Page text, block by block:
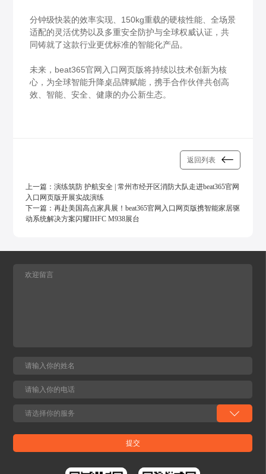
分钟级快装的效率实现、150kg重载的硬核性能、全场景
适配的灵活优势以及多重安全防护与全球权威认证，共
同铸就了这款行业更优标准的智能化产品。
未来，beat365官网入口网页版将持续以技术创新为核
心，为全球智能升降桌品牌赋能，携手合作伙伴共创高
效、智能、安全、健康的办公新生态。
返回列表
上一篇： 演练筑防 护航安全 | 常州市经开区消防大队走进beat365官网
入口网页版开展实战演练
下一篇： 再赴美国高点家具展！beat365官网入口网页版携智能家居驱
动系统解决方案闪耀IHFC M938展台